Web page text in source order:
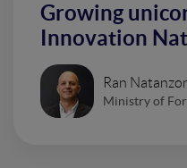
Growing
Innovation
Ran
Ministry of